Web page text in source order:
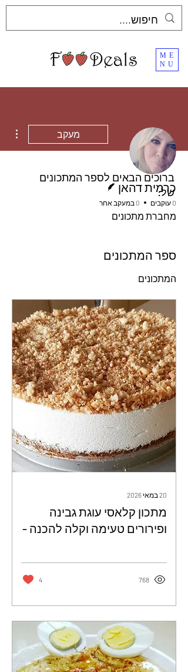
ME
NU
מעקב
כרמית דהאן
כותב/ת
0 עוקבים 0 במעקב אחר
מחברת מתכונים
ברוכים הבאים לספר המתכונים
של:
ספר המתכונים
המתכונים
20 במאי 2026
מתכון קלאסי עוגת גבינה
ופירורים טעימה וקלה להכנה -
768
4